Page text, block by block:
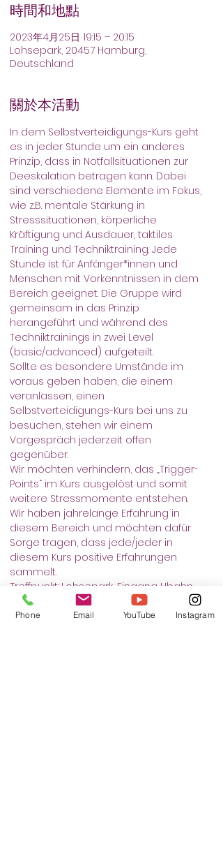
時間和地點
2023年4月25日 19:15 – 20:15
Lohsepark, 20457 Hamburg,
Deutschland
關於本活動
In dem Selbstverteidigungs-Kurs geht
es in jeder Stunde um ein anderes
Prinzip, dass in Notfallsituationen zur
Deeskalation betragen kann. Dabei
sind verschiedene Elemente im Fokus,
wie z.B. mentale Stärkung in
Stresssituationen, körperliche
Kräftigung und Ausdauer, taktiles
Training und Techniktraining. Jede
Stunde ist für Anfänger*innen und
Menschen mit Vorkenntnissen in dem
Bereich geeignet. Die Gruppe wird
gemeinsam in das Prinzip
herangeführt und während des
Techniktrainings in zwei Level
(basic/advanced) aufgeteilt.
Sollte es besondere Umstände im
voraus geben haben, die einem
veranlassen, einen
Selbstverteidigungs-Kurs bei uns zu
besuchen, stehen wir einem
Vorgespräch jederzeit offen
gegenüber.
Wir möchten verhindern, das „Trigger-
Points“ im Kurs ausgelöst und somit
weitere Stressmomente entstehen.
Wir haben jahrelange Erfahrung in
diesem Bereich und möchten dafür
Sorge tragen, dass jede/jeder in
diesem Kurs positive Erfahrungen
sammelt.
Treffpunkt: Lohsepark, Eingang Ubahn-
Station Hafencity Universität
Phone Email YouTube Instagram